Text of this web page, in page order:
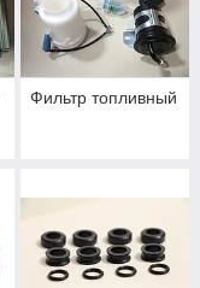
Фильтр топливный